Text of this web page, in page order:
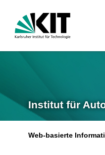
Institut für
Web-basierte